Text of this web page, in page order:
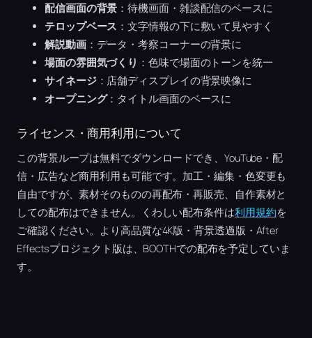
配信画面の背景 ：待機画面・雑談配信のベースに
テロップベース ：文字情報の下に敷いて見やすく
解説動画：データ・考察コーナーの背景に
場面の雰囲気づくり ：色味で場面のトーンを統一
サイネージ：店舗ディスプレイの背景映像に
オープニング：タイトル画面のベースに
ライセンス・商用利用について
この背景ループは無料でダウンロードでき、YouTube・配
信・広告など商用利用も可能です。加工・編集・色変更も
自由ですが、素材そのものの再配布・再販売、自作素材と
しての配布はできません。くわしい配布条件は利用規約を
ご確認ください。より高品質な4K版・背景透過版・After
Effectsプロジェクト版は、BOOTHでの配布を予定していま
す。